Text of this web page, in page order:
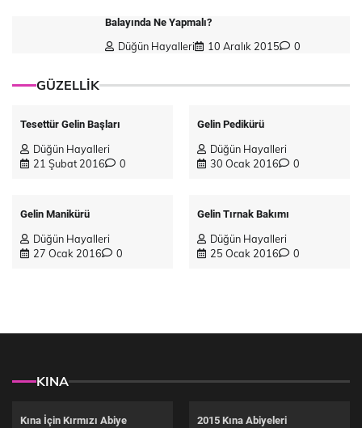
Balayında Ne Yapmalı?
Düğün Hayalleri 10 Aralık 2015 0
GÜZELLİK
Tesettür Gelin Başları
Düğün Hayalleri
21 Şubat 2016
0
Gelin Pedikürü
Düğün Hayalleri
30 Ocak 2016
0
Gelin Manikürü
Düğün Hayalleri
27 Ocak 2016
0
Gelin Tırnak Bakımı
Düğün Hayalleri
25 Ocak 2016
0
KINA
Kına İçin Kırmızı Abiye 2015 Kına Abiyeleri